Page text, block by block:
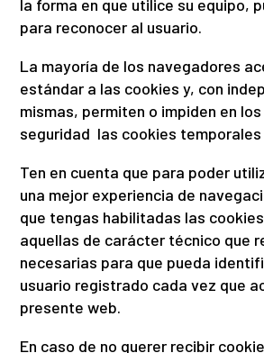
la forma en que utilice su equipo,
para reconocer al usuario.
La mayoría de los navegadores
estándar a las cookies y, con
mismas, permiten o impiden en
seguridad las cookies temporales
Ten en cuenta que para poder
una mejor experiencia de
que tengas habilitadas las
aquellas de carácter técnico que
necesarias para que pueda
usuario registrado cada vez que
presente web.
En caso de no querer recibir